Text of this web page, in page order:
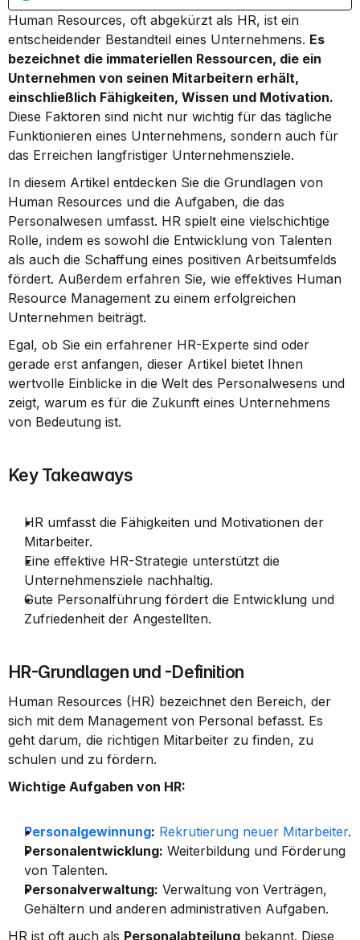
Human Resources, oft abgekürzt als HR, ist ein
entscheidender Bestandteil eines Unternehmens. Es
bezeichnet die immateriellen Ressourcen, die ein
Unternehmen von seinen Mitarbeitern erhält,
einschließlich Fähigkeiten, Wissen und Motivation.
Diese Faktoren sind nicht nur wichtig für das tägliche
Funktionieren eines Unternehmens, sondern auch für
das Erreichen langfristiger Unternehmensziele.
In diesem Artikel entdecken Sie die Grundlagen von
Human Resources und die Aufgaben, die das
Personalwesen umfasst. HR spielt eine vielschichtige
Rolle, indem es sowohl die Entwicklung von Talenten
als auch die Schaffung eines positiven Arbeitsumfelds
fördert. Außerdem erfahren Sie, wie effektives Human
Resource Management zu einem erfolgreichen
Unternehmen beiträgt.
Egal, ob Sie ein erfahrener HR-Experte sind oder
gerade erst anfangen, dieser Artikel bietet Ihnen
wertvolle Einblicke in die Welt des Personalwesens und
zeigt, warum es für die Zukunft eines Unternehmens
von Bedeutung ist.
Key Takeaways
HR umfasst die Fähigkeiten und Motivationen der
Mitarbeiter.
Eine effektive HR-Strategie unterstützt die
Unternehmensziele nachhaltig.
Gute Personalführung fördert die Entwicklung und
Zufriedenheit der Angestellten.
HR-Grundlagen und -Definition
Human Resources (HR) bezeichnet den Bereich, der
sich mit dem Management von Personal befasst. Es
geht darum, die richtigen Mitarbeiter zu finden, zu
schulen und zu fördern.
Wichtige Aufgaben von HR:
Personalgewinnung: Rekrutierung neuer Mitarbeiter.
Personalentwicklung: Weiterbildung und Förderung
von Talenten.
Personalverwaltung: Verwaltung von Verträgen,
Gehältern und anderen administrativen Aufgaben.
HR ist oft auch als Personalabteilung bekannt. Diese